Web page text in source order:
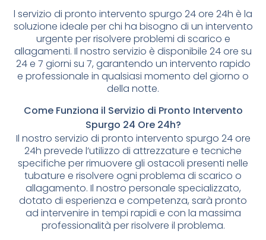
l servizio di pronto intervento spurgo 24 ore 24h è la
soluzione ideale per chi ha bisogno di un intervento
urgente per risolvere problemi di scarico e
allagamenti. Il nostro servizio è disponibile 24 ore su
24 e 7 giorni su 7, garantendo un intervento rapido
e professionale in qualsiasi momento del giorno o
della notte.
Come Funziona il Servizio di Pronto Intervento
Spurgo 24 Ore 24h?
Il nostro servizio di pronto intervento spurgo 24 ore
24h prevede l’utilizzo di attrezzature e tecniche
specifiche per rimuovere gli ostacoli presenti nelle
tubature e risolvere ogni problema di scarico o
allagamento. Il nostro personale specializzato,
dotato di esperienza e competenza, sarà pronto
ad intervenire in tempi rapidi e con la massima
professionalità per risolvere il problema.